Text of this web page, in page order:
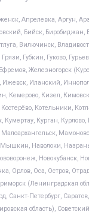
Апрелевка, Аргун,
Бийск, Биробиджан,
Вилючинск,
Губкин, Гуково,
Железногорск
Иланский,
Кемерово, Кизел,
Котельники,
Курган,
Наволоки,
Новокубанск,
Орлов, Оса, Остров,
(Ленинградская
Петербург,
область),